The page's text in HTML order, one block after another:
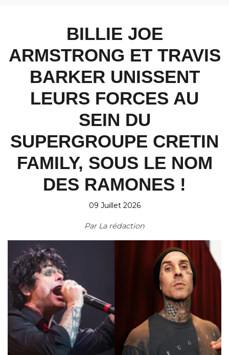
BILLIE JOE
ARMSTRONG ET TRAVIS
BARKER UNISSENT
LEURS FORCES AU
SEIN DU
SUPERGROUPE CRETIN
FAMILY, SOUS LE NOM
DES RAMONES !
09 Juillet 2026
Par La rédaction